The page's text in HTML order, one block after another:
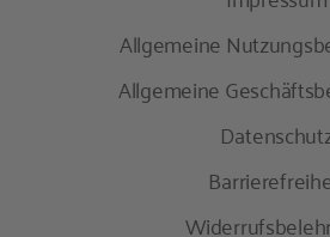
Allgemeine
Allgemeine